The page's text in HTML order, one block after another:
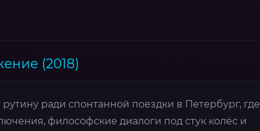
(2018)
ради спонтанной поездки в Петербург, где
философские диалоги под стук колёс и